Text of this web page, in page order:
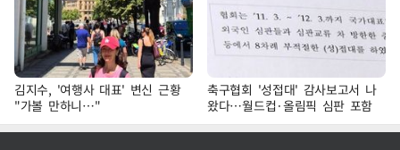
김지수, '여행사 대표' 변신 근황
"가볼 만하니…"
축구협회 '성접대' 감사보고서 나
왔다…월드컵·올림픽 심판 포함